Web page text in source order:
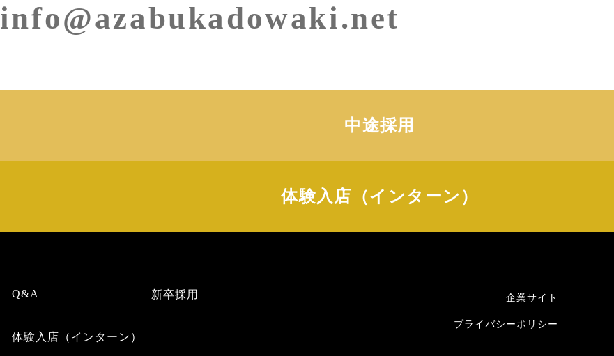
info@azabukadowaki.net
中途採用
体験入店（インターン）
Q&A 新卒採用
体験入店（インターン）
企業サイト
プライバシーポリシー